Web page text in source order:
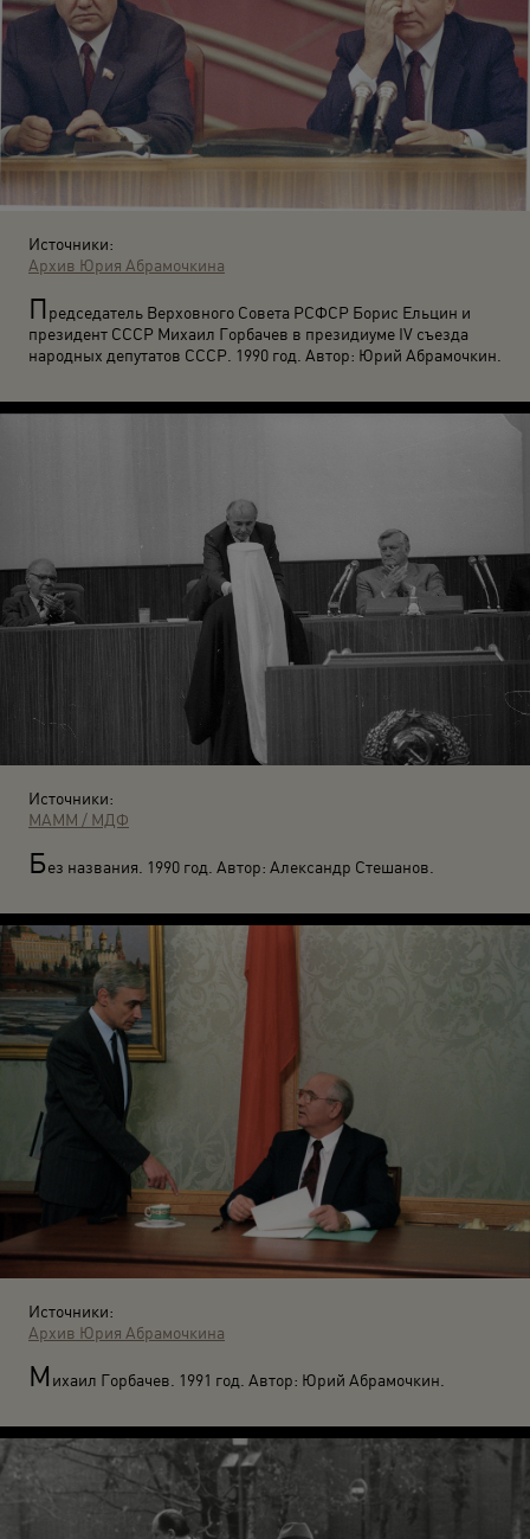
Источники:
Архив Юрия Абрамочкина
Председатель Верховного Совета РСФСР Борис Ельцин и
президент СССР Михаил Горбачев в президиуме IV съезда
народных депутатов СССР. 1990 год. Автор: Юрий Абрамочкин.
Источники:
МАММ / МДФ
Без названия. 1990 год. Автор: Александр Стешанов.
Источники:
Архив Юрия Абрамочкина
М ихаил Горбачев. 1991 год. Автор: Юрий Абрамочкин.